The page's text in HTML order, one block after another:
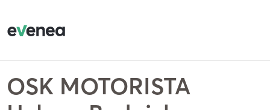
OSK MOTORISTA